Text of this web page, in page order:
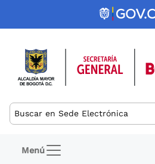
Pasar al contenido principal
Buscar
Navegación principal
Menú